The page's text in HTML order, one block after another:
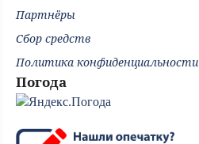
Партнёры
Сбор средств
Политика конфиденциальности
Погода